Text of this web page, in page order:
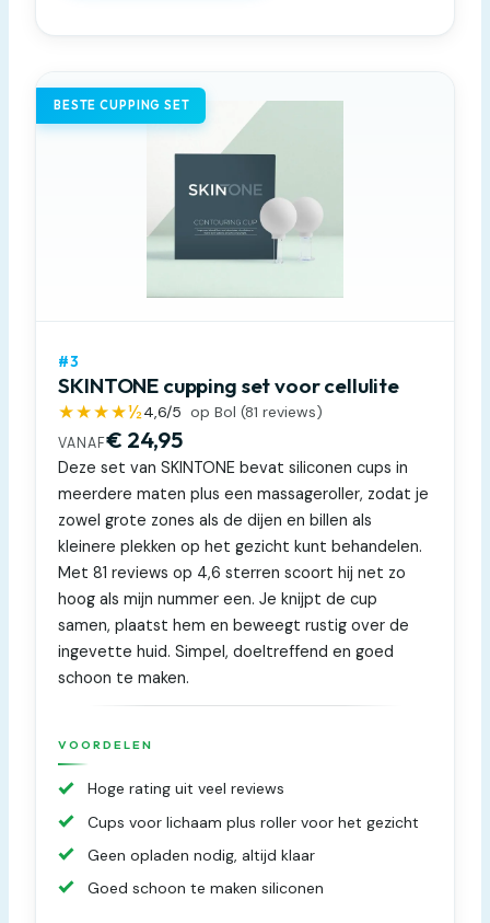
BESTE CUPPING SET
#3
SKINTONE cupping set voor cellulite
★★★★½4,6/5 op Bol (81 reviews)
VANAF€ 24,95
Deze set van SKINTONE bevat siliconen cups in
meerdere maten plus een massageroller, zodat je
zowel grote zones als de dijen en billen als
kleinere plekken op het gezicht kunt behandelen.
Met 81 reviews op 4,6 sterren scoort hij net zo
hoog als mijn nummer een. Je knijpt de cup
samen, plaatst hem en beweegt rustig over de
ingevette huid. Simpel, doeltreffend en goed
schoon te maken.
VOORDELEN
Hoge rating uit veel reviews
Cups voor lichaam plus roller voor het gezicht
Geen opladen nodig, altijd klaar
Goed schoon te maken siliconen